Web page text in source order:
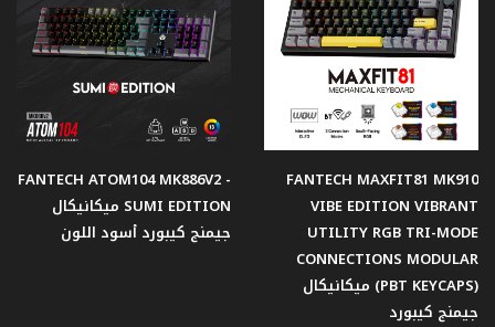
FANTECH MAXFIT81 MK910
VIBE EDITION VIBRANT
UTILITY RGB TRI-MODE
CONNECTIONS MODULAR
(PBT KEYCAPS) ميكانيكال
جيمنج كيبورد
FANTECH ATOM104 MK886V2 -
SUMI EDITION ميكانيكال
جيمنج كيبورد أسود اللون